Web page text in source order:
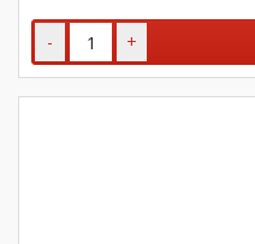
- +